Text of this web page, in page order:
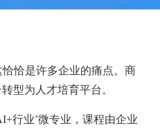
恰是许多企业的痛点。商
型为人才培育平台。
行业’微专业，课程由企业